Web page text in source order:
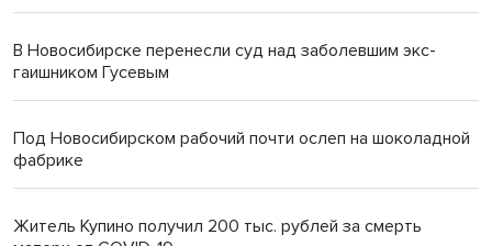
В Новосибирске перенесли суд над заболевшим экс-
гаишником Гусевым
Под Новосибирском рабочий почти ослеп на шоколадной
фабрике
Житель Купино получил 200 тыс. рублей за смерть